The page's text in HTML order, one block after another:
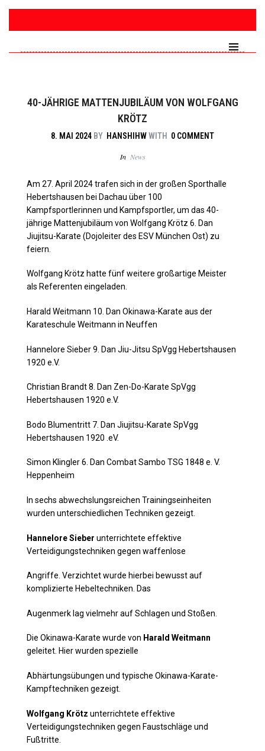
40-JÄHRIGE MATTENJUBILÄUM VON WOLFGANG
KRÖTZ
8. MAI 2024 BY HANSHIHWWITH 0 COMMENT
In News
Am 27. April 2024 trafen sich in der großen Sporthalle
Hebertshausen bei Dachau über 100
Kampfsportlerinnen und Kampfsportler, um das 40-
jährige Mattenjubiläum von Wolfgang Krötz 6. Dan
Jiujitsu-Karate (Dojoleiter des ESV München Ost) zu
feiern.
Wolfgang Krötz hatte fünf weitere großartige Meister
als Referenten eingeladen.
Harald Weitmann 10. Dan Okinawa-Karate aus der
Karateschule Weitmann in Neuffen
Hannelore Sieber 9. Dan Jiu-Jitsu SpVgg Hebertshausen
1920 e.V.
Christian Brandt 8. Dan Zen-Do-Karate SpVgg
Hebertshausen 1920 e.V.
Bodo Blumentritt 7. Dan Jiujitsu-Karate SpVgg
Hebertshausen 1920 .eV.
Simon Klingler 6. Dan Combat Sambo TSG 1848 e. V.
Heppenheim
In sechs abwechslungsreichen Trainingseinheiten
wurden unterschiedlichen Techniken gezeigt.
Hannelore Sieber unterrichtete effektive
Verteidigungstechniken gegen waffenlose
Angriffe. Verzichtet wurde hierbei bewusst auf
komplizierte Hebeltechniken. Das
Augenmerk lag vielmehr auf Schlagen und Stoßen.
Die Okinawa-Karate wurde von Harald Weitmann
geleitet. Hier wurden spezielle
Abhärtungsübungen und typische Okinawa-Karate-
Kampftechniken gezeigt.
Wolfgang Krötz unterrichtete effektive
Verteidigungstechniken gegen Faustschläge und
Fußtritte.